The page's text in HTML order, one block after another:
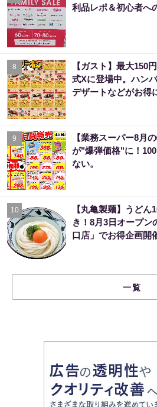
利品レポ＆初心者へ
8
【ガスト】最大150
式Xに登場中。ハン
デザートなどがお得
9
【業務スーパー8月
が"爆弾価格"に！
ない。
10
【丸亀製麺】うどん
き！8月3日オープン
口店」でお得企画開
一覧